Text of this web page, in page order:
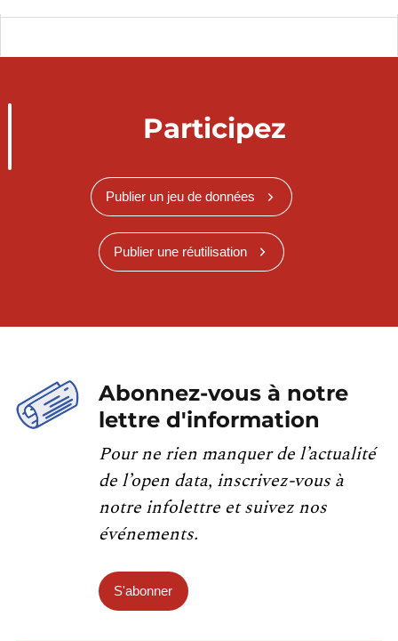
Participez
Publier un jeu de données
Publier une réutilisation
Abonnez-vous à notre
lettre d'information
Pour ne rien manquer de l’actualité
de l’open data, inscrivez-vous à
notre infolettre et suivez nos
événements.
S'abonner